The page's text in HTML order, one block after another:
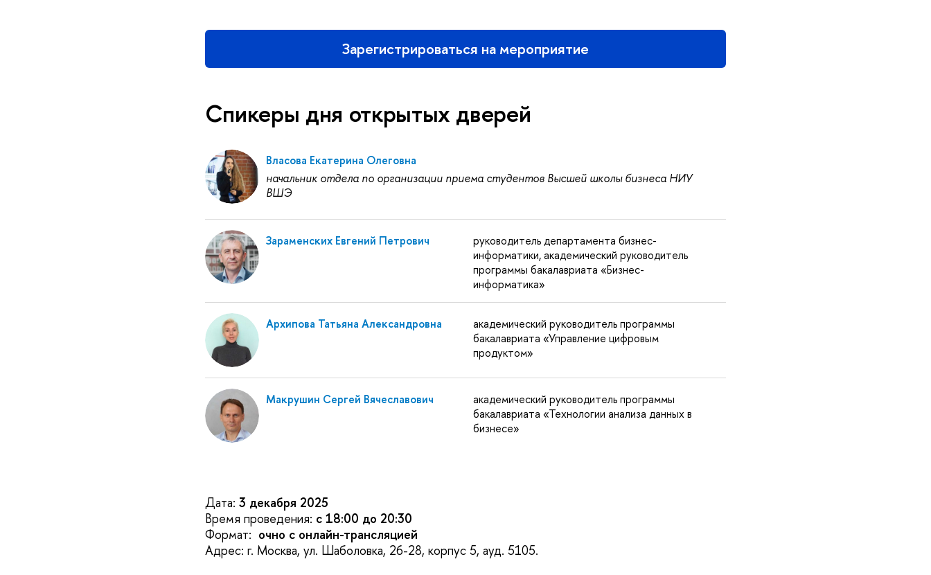
Зарегистрироваться на мероприятие
Спикеры дня открытых дверей
Власова Екатерина Олеговна
начальник отдела по организации приема студентов Высшей школы бизнеса НИУ
ВШЭ
Зараменских Евгений Петрович
руководитель департамента бизнес-
информатики, академический руководитель
программы бакалавриата «Бизнес-
информатика»
Архипова Татьяна Александровна
академический руководитель программы
бакалавриата «Управление цифровым
продуктом»
Макрушин Сергей Вячеславович
академический руководитель программы
бакалавриата «Технологии анализа данных в
бизнесе»
Дата: 3 декабря 2025
Время проведения: с 18:00 до 20:30
Формат: очно с онлайн-трансляцией
Адрес: г. Москва, ул. Шаболовка, 26-28, корпус 5, ауд. 5105.